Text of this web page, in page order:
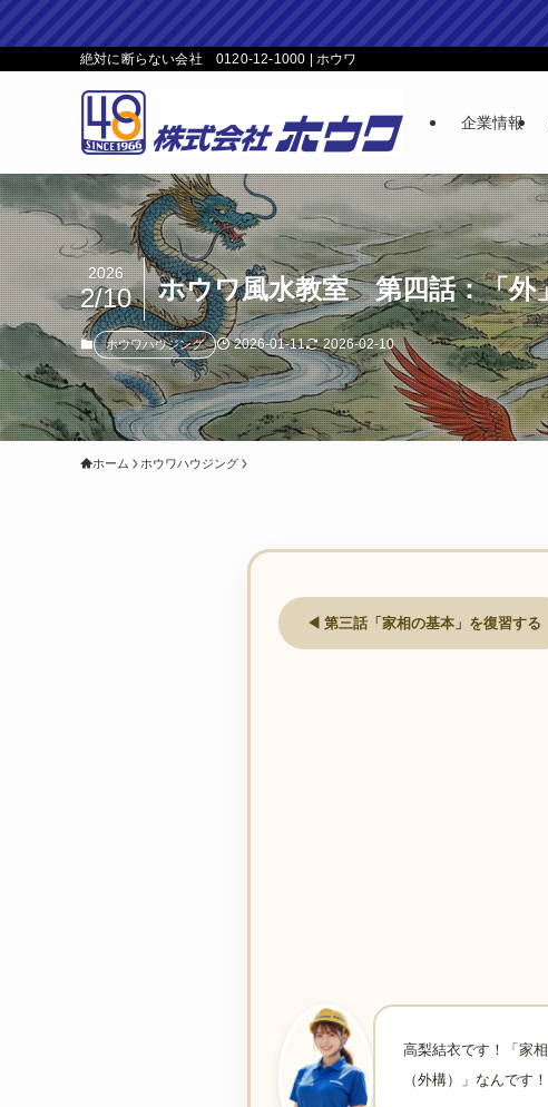
絶対に断らない会社 0120-12-1000 | ホウワ
企業情報
ホウワ風水教室 第四話：「外
2026
2/10
ホウワハウジング 2026-01-11 2026-02-10
ホーム ホウワハウジング
◀ 第三話「家相の基本」を復習する
高梨結衣です！「家
（外構）」なんです！